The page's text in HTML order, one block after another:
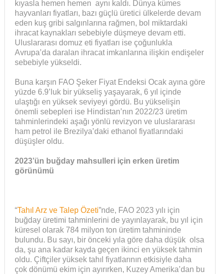
kıyasla hemen hemen aynı kaldı. Dünya kümes
hayvanları fiyatları, bazı güçlü üretici ülkelerde devam
eden kuş gribi salgınlarına rağmen, bol miktardaki
ihracat kaynakları sebebiyle düşmeye devam etti.
Uluslararası domuz eti fiyatları ise çoğunlukla
Avrupa’da daralan ihracat imkanlarına ilişkin endişeler
sebebiyle yükseldi.
Buna karşın FAO Şeker Fiyat Endeksi Ocak ayına göre
yüzde 6.9’luk bir yükseliş yaşayarak, 6 yıl içinde
ulaştığı en yüksek seviyeyi gördü. Bu yükselişin
önemli sebepleri ise Hindistan’nın 2022/23 üretim
tahminlerindeki aşağı yönlü revizyon ve uluslararası
ham petrol ile Brezilya’daki ethanol fiyatlarındaki
düşüşler oldu.
2023’ün buğday mahsulleri için erken üretim
görünümü
“Tahıl Arz ve Talep Özeti”nde, FAO 2023 yılı için
buğday üretimi tahminlerini de yayınlayarak, bu yıl için
küresel olarak 784 milyon ton üretim tahmininde
bulundu. Bu sayı, bir önceki yıla göre daha düşük olsa
da, şu ana kadar kayda geçen ikinci en yüksek tahmin
oldu. Çiftçiler yüksek tahıl fiyatlarının etkisiyle daha
çok dönümü ekim için ayırırken, Kuzey Amerika’dan bu